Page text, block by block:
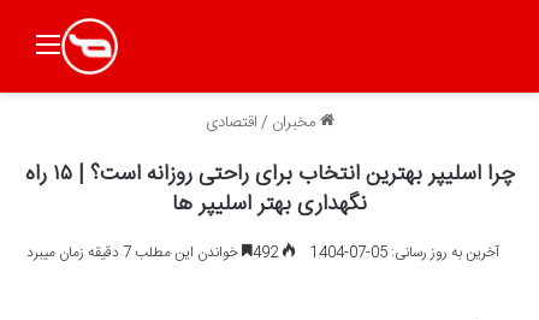
مخبران /اقتصادی
چرا اسلیپر بهترین انتخاب برای راحتی روزانه است؟ | ۱۵ راه
نگهداری بهتر اسلیپر ها
آخرین به روز رسانی: 05-07-1404 492 خواندن این مطلب 7 دقیقه زمان میبرد